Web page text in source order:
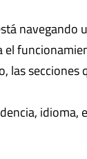
navegando
las secciones
idioma,